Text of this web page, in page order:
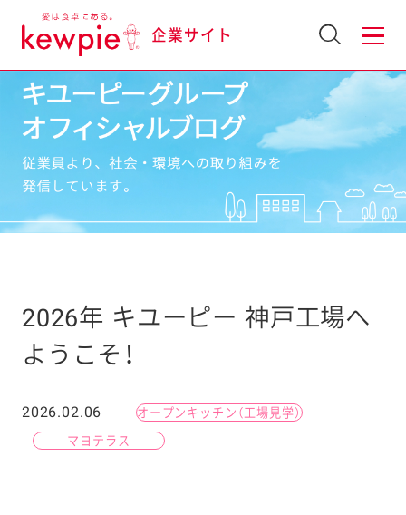
企業サイト
2026年 キユーピー 神戸工場へ
ようこそ！
2026.02.06 オープンキッチン（工場見学）
マヨテラス